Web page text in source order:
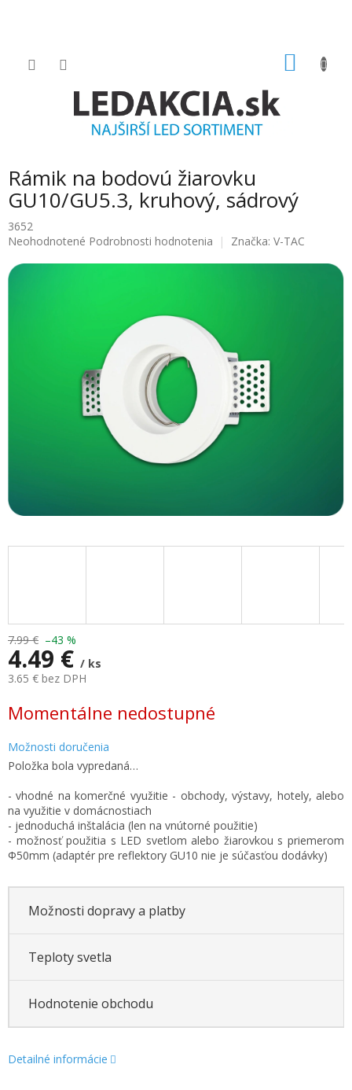
Rámik na bodovú žiarovku
GU10/GU5.3, kruhový, sádrový
3652
Priemerné
produktu
Neohodnotené Podrobnosti hodnotenia Značka: V-TAC
7.99 € –43 %
4.49 € / ks
3.65 € bez DPH
cena:
Momentálne nedostupné
Možnosti doručenia
Položka bola vypredaná…
- vhodné na komerčné využitie - obchody, výstavy, hotely, alebo
na využitie v domácnostiach
- jednoduchá inštalácia (len na vnútorné použitie)
- možnosť použitia s LED svetlom alebo žiarovkou s priemerom
Φ50mm (adaptér pre reflektory GU10 nie je súčasťou dodávky)
Možnosti dopravy a platby
Teploty svetla
Hodnotenie obchodu
Detailné informácie